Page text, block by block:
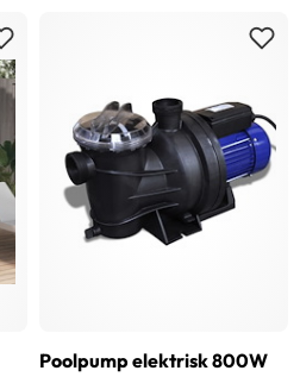
Poolpump elektrisk 800W